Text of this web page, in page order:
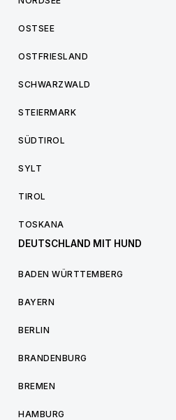
OSTSEE
OSTFRIESLAND
SCHWARZWALD
STEIERMARK
SÜDTIROL
SYLT
TIROL
TOSKANA
DEUTSCHLAND MIT HUND
BADEN WÜRTTEMBERG
BAYERN
BERLIN
BRANDENBURG
BREMEN
HAMBURG